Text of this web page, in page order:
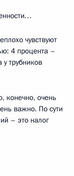
чувствуют
4 процента –
трубников
конечно, очень
важно. По сути
– это налог